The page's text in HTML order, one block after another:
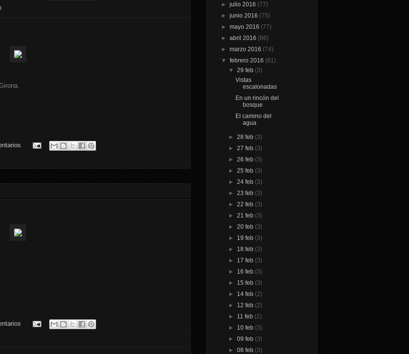
►julio 2016 (77)
►junio 2016 (75)
►mayo 2016 (77)
►abril 2016 (86)
►marzo 2016 (74)
▼febrero 2016 (81)
▼ 29 feb (3)
Vistas
escalonadas
En un rincón del
bosque
El camino del
agua
► 28 feb (3)
► 27 feb (3)
► 26 feb (3)
► 25 feb (3)
► 24 feb (3)
► 23 feb (3)
► 22 feb (3)
► 21 feb (3)
► 20 feb (3)
► 19 feb (3)
► 18 feb (3)
► 17 feb (3)
► 16 feb (3)
► 15 feb (3)
► 14 feb (2)
► 12 feb (2)
► 11 feb (2)
► 10 feb (3)
► 09 feb (3)
► 08 feb (3)